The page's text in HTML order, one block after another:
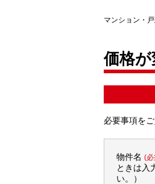
マンション・
価格
必要事項を
物件名 (
ときは入
い。）